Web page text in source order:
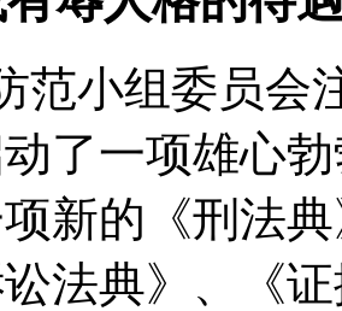
范小组委员会
了一项雄心
新的《刑法
法典》、《